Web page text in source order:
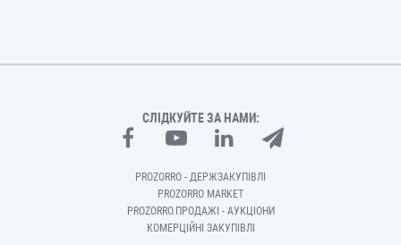
СЛІДКУЙТЕ ЗА НАМИ:
PROZORRO - ДЕРЖЗАКУПІВЛІ
PROZORRO MARKET
PROZORRO.ПРОДАЖІ - АУКЦІОНИ
КОМЕРЦІЙНІ ЗАКУПІВЛІ